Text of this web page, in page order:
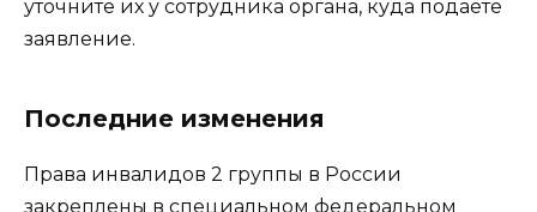
уточните их у сотрудника органа, куда подаёте
заявление.
Последние изменения
Права инвалидов 2 группы в России
закреплены в специальном федеральном